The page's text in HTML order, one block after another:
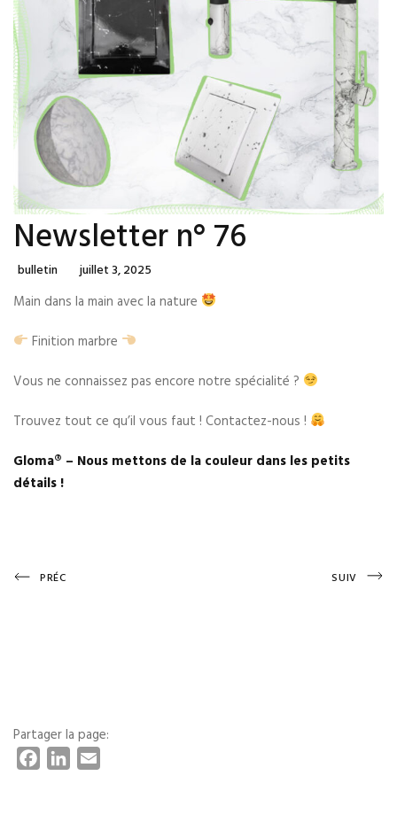
Newsletter n° 76
Categories
Bulletin Posted
On
Juillet 3, 2025
Main dans la main avec la nature
Finition marbre
Vous ne connaissez pas encore notre spécialité ?
Trouvez tout ce qu’il vous faut ! Contactez-nous !
Gloma®️ – Nous mettons de la couleur dans les petits
détails !
Navigation
Previous
PRÉC
Next
SUIV
Partager la page: